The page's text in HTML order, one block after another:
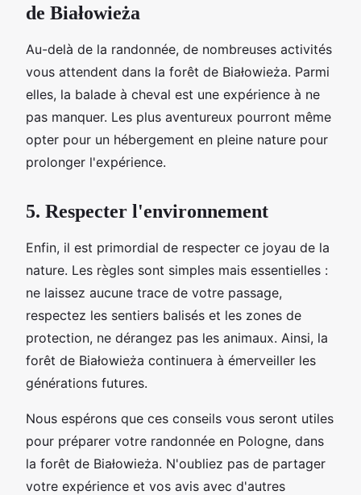
de Białowieża
Au-delà de la randonnée, de nombreuses activités
vous attendent dans la forêt de Białowieża. Parmi
elles, la balade à cheval est une expérience à ne
pas manquer. Les plus aventureux pourront même
opter pour un hébergement en pleine nature pour
prolonger l'expérience.
5. Respecter l'environnement
Enfin, il est primordial de respecter ce joyau de la
nature. Les règles sont simples mais essentielles :
ne laissez aucune trace de votre passage,
respectez les sentiers balisés et les zones de
protection, ne dérangez pas les animaux. Ainsi, la
forêt de Białowieża continuera à émerveiller les
générations futures.
Nous espérons que ces conseils vous seront utiles
pour préparer votre randonnée en Pologne, dans
la forêt de Białowieża. N'oubliez pas de partager
votre expérience et vos avis avec d'autres